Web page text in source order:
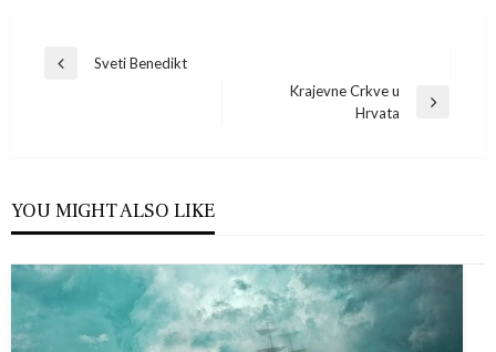
Navigacija
Previous
Sveti Benedikt
Krajevne Crkve u
Hrvata
YOU MIGHT ALSO LIKE